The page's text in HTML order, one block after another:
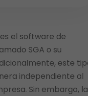
el software de
SGA o su
este
independiente al
Sin embargo, la